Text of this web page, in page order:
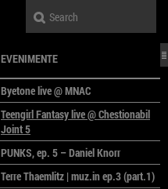
EVENIMENTE
Byetone live @ MNAC
Teengirl Fantasy live @ Chestionabil
Joint 5
PUNKS, ep. 5 – Daniel Knorr
Terre Thaemlitz | muz.in ep.3 (part.1)